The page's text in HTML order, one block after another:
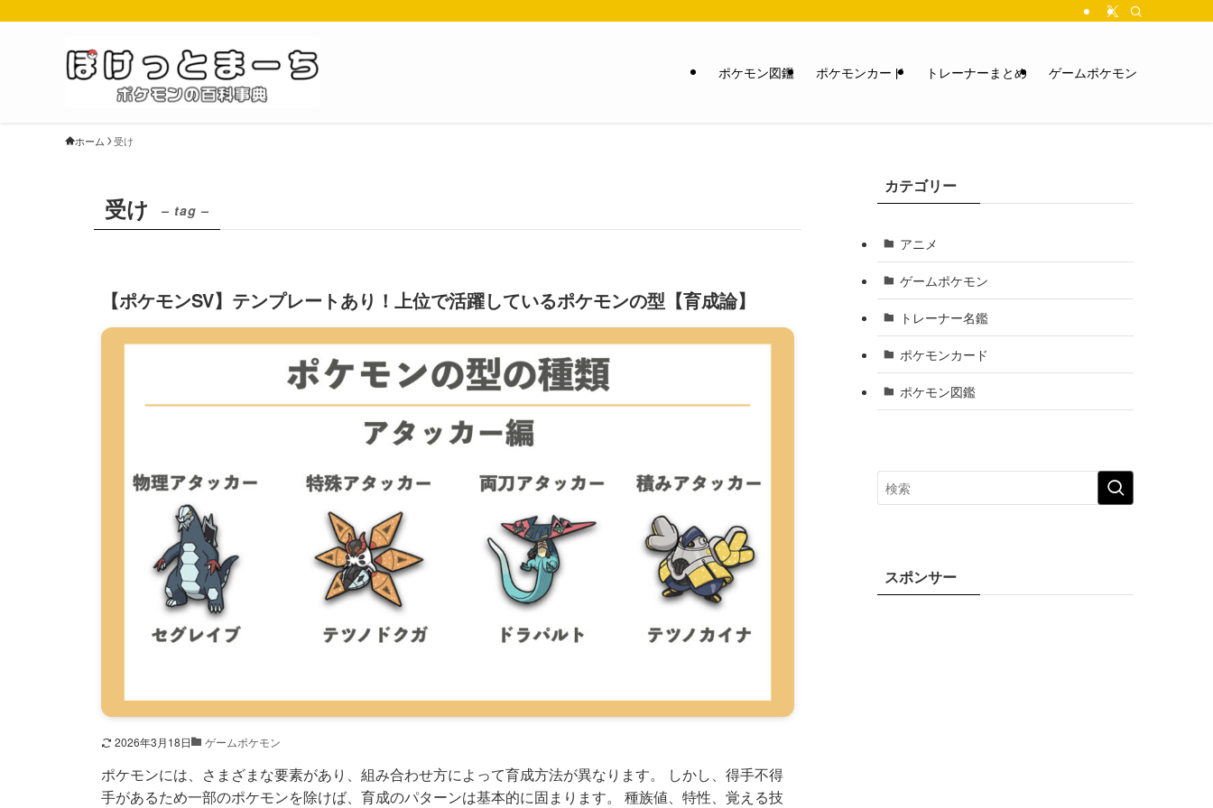
ポケモン図鑑 ポケモンカード トレーナーまとめ ゲームポケモン
ホーム 受け
受け – tag –
【ポケモンSV】テンプレートあり！上位で活躍しているポケモンの型【育成論】
2026年3月18日 ゲームポケモン
ポケモンには、さまざまな要素があり、組み合わせ方によって育成方法が異なります。 しかし、得手不得
手があるため一部のポケモンを除けば、育成のパターンは基本的に固まります。 種族値、特性、覚える技
カテゴリー
アニメ
ゲームポケモン
トレーナー名鑑
ポケモンカード
ポケモン図鑑
スポンサー